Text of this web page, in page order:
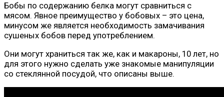
Бобы по содержанию белка могут сравниться с
мясом. Явное преимущество у бобовых – это цена,
минусом же является необходимость замачивания
сушеных бобов перед употреблением.
Они могут храниться так же, как и макароны, 10 лет, но
для этого нужно сделать уже знакомые манипуляции
со стеклянной посудой, что описаны выше.